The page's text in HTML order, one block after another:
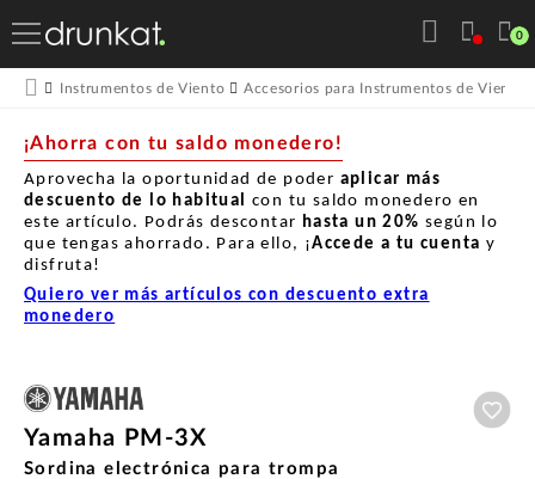
0
Instrumentos de Viento Accesorios para Instrumentos de Viento
¡Ahorra con tu saldo monedero!
Aprovecha la oportunidad de poder aplicar más
descuento de lo habitual con tu saldo monedero en
este artículo. Podrás descontar hasta un 20% según lo
que tengas ahorrado. Para ello, ¡Accede a tu cuenta y
disfruta!
Quiero ver más artículos con descuento extra
monedero
Yamaha PM-3X
Sordina electrónica para trompa